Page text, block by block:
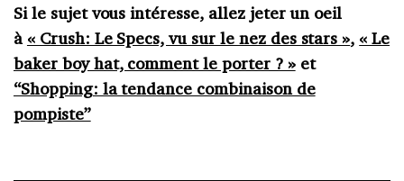
Si le sujet vous intéresse, allez jeter un oeil
à « Crush: Le Specs, vu sur le nez des stars », « Le
baker boy hat, comment le porter ? »et
“Shopping: la tendance combinaison de
pompiste”